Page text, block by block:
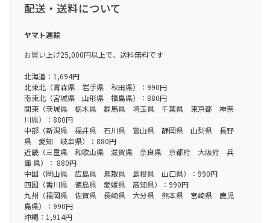
配送・送料について
ヤマト運輸
お買い上げ25,000円以上で、送料無料です
北海道：1,694円
北東北（青森県 岩手県 秋田県）：990円
南東北（宮城県 山形県 福島県）：880円
関東（茨城県 栃木県 群馬県 埼玉県 千葉県 東京都 神奈
川県）：880円
中部（新潟県 福井県 石川県 富山県 静岡県 山梨県 長野
県 愛知 岐阜県）：880円
近畿（三重県 和歌山県 滋賀県 奈良県 京都府 大阪府 兵
庫 県）： 880円
中国（岡山県 広島県 鳥取県 島根県 山口県）：990円
四国（香川県 徳島県 愛媛県 高知県）：990円
九州（福岡県 佐賀県 長崎県 大分県 熊本県 宮崎県 鹿児
島県）：990円
沖縄：1,914円